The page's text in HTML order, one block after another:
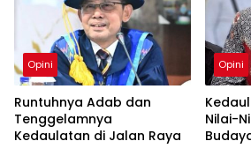
Opini
Runtuhnya Adab dan
Tenggelamnya
Kedaulatan di Jalan Raya
Opini
Nilai-